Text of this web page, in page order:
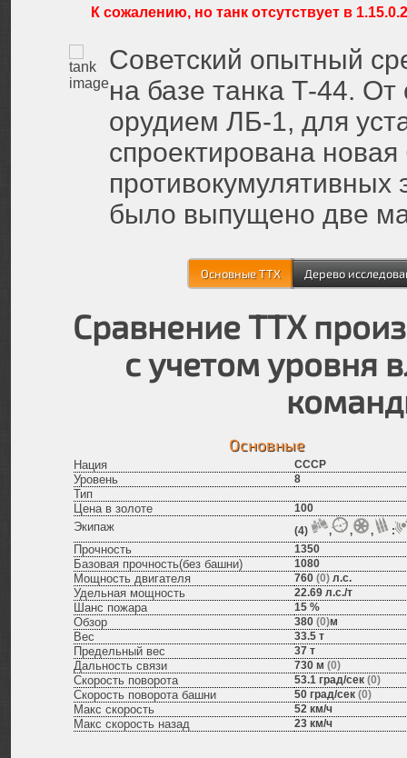
К сожалению, но танк отсутствует в
Советский опытный
на базе танка Т-44.
орудием ЛБ-1, для
спроектирована
противокумулятивных
было выпущено две
Основные ТТХ Дерево
Сравнение ТТХ
с учетом уровня
Основные
Нация СССР
Уровень 8
Тип
Цена в золоте
100
Экипаж (4) , , , :
Прочность 1350
Базовая прочность(без башни) 1080
Мощность двигателя 760 (0) л.с.
Удельная мощность 22.69 л.с./т
Шанс пожара 15 %
Обзор 380 (0)м
Вес 33.5 т
Предельный вес 37 т
Дальность связи 730 м (0)
Скорость поворота 53.1 град/сек (0)
Скорость поворота башни 50 град/сек (0)
Макс скорость 52 км/ч
Макс скорость назад 23 км/ч